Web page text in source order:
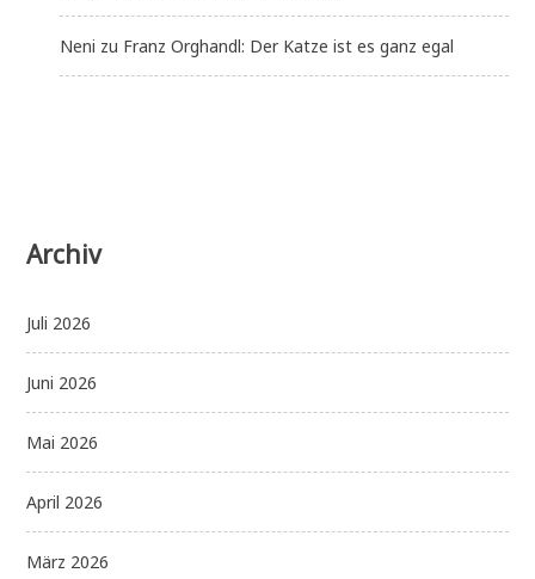
Neni zu Franz Orghandl: Der Katze ist es ganz egal
Archiv
Juli 2026
Juni 2026
Mai 2026
April 2026
März 2026